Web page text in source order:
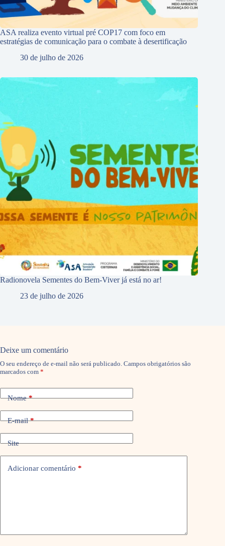
ASA realiza evento virtual pré COP17 com foco em
estratégias de comunicação para o combate à desertificação
30 de julho de 2026
Radionovela Sementes do Bem-Viver já está no ar!
23 de julho de 2026
Deixe um comentário
O seu endereço de e-mail não será publicado. Campos obrigatórios são
marcados com *
Nome*
E-mail*
Site
Adicionar comentário *